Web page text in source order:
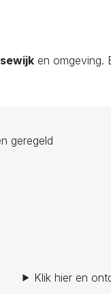
en omgeving.
geregeld
Klik hier en